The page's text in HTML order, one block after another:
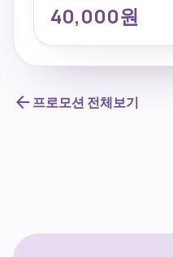
40,000원
arrow_back 프로모션 전체보기